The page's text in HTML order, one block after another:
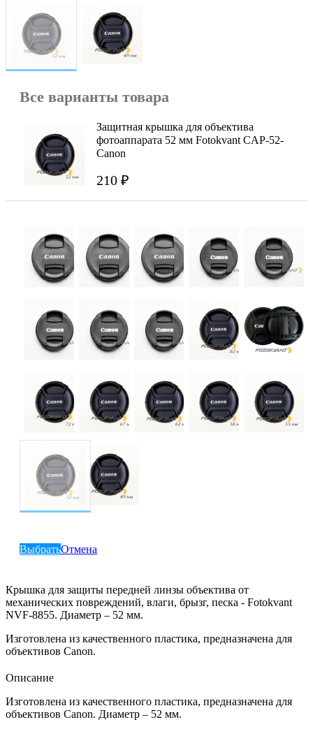
Все варианты товара
Защитная крышка для объектива
фотоаппарата 52 мм Fotokvant CAP-52-
Canon
210 ₽
ВыбратьОтмена
Крышка для защиты передней линзы объектива от
механических повреждений, влаги, брызг, песка - Fotokvant
NVF-8855. Диаметр – 52 мм.
Изготовлена из качественного пластика, предназначена для
объективов Canon.
Описание
Изготовлена из качественного пластика, предназначена для
объективов Canon. Диаметр – 52 мм.